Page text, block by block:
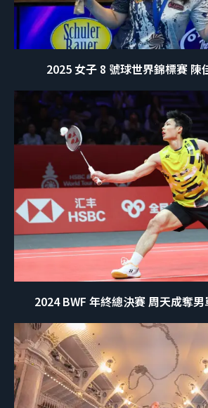
2025 女子 8 號球世界錦標賽 陳
2024 BWF 年終總決賽 周天成奪